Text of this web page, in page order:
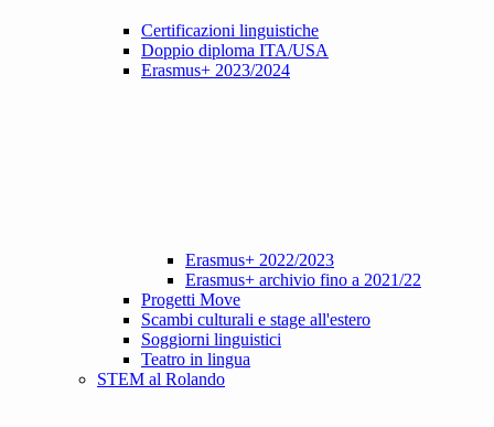
Certificazioni linguistiche
Doppio diploma ITA/USA
Erasmus+ 2023/2024
Erasmus+ 2022/2023
Erasmus+ archivio fino a 2021/22
Progetti Move
Scambi culturali e stage all'estero
Soggiorni linguistici
Teatro in lingua
STEM al Rolando